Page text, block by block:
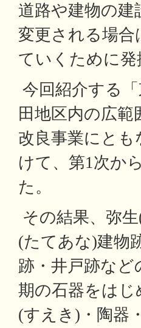
道路や建物の
変更される場
ていくために
今回紹介する
田地区内の広
改良事業にとも
けて、第1次か
た。
その結果、弥
(たてあな)建物
跡・井戸跡など
期の石器をはじ
(すえき)・陶器